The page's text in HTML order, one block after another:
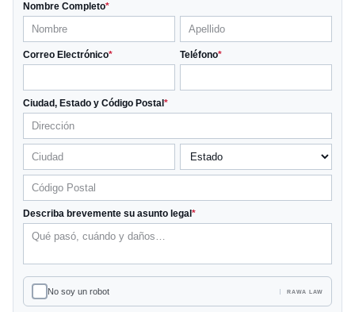
Nombre Completo*
Correo Electrónico* Teléfono*
Ciudad, Estado y Código Postal *
Describa brevemente su asunto legal *
No soy un robot RAWA LAW